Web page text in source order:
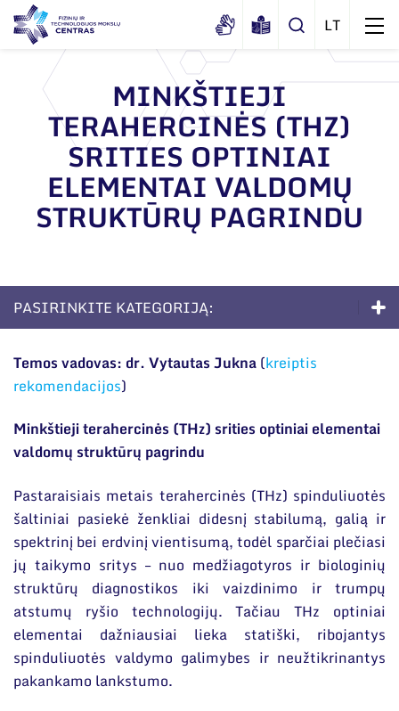
Apie mus
Dokumentai
Sertifikatai ir akreditavimo pažymėjimai
Viešieji pirkimai
Darbuotojams
Nuorodos
Narystė nacionalinėse ir tarptautinėse
organizacijose bei asociacijose
Struktūra
Administracija
Administraciniai skyriai
Mokslo taryba
Mokslininkai emeritai
Naujienos
Leidiniai
Bendri rekvizitai
Administracija
Darbuotojų kontaktai
MINKŠTIEJI
TERAHERCINĖS (THZ)
SRITIES OPTINIAI
ELEMENTAI VALDOMŲ
STRUKTŪRŲ PAGRINDU
PASIRINKITE KATEGORIJĄ:
Apie studijas
Priėmimas į doktorantūrą
Gyvenimas doktorantūroje
DUK
Dokumentai
Temos vadovas: dr. Vytautas Jukna(kreiptis
rekomendacijos)
Minkštieji terahercinės (THz) srities optiniai elementai
valdomų struktūrų pagrindu
Pastaraisiais metais terahercinės (THz) spinduliuotės
šaltiniai pasiekė ženkliai didesnį stabilumą, galią ir
spektrinį bei erdvinį vientisumą, todėl sparčiai plečiasi
jų taikymo sritys – nuo medžiagotyros ir biologinių
struktūrų diagnostikos iki vaizdinimo ir trumpų
atstumų ryšio technologijų. Tačiau THz optiniai
elementai dažniausiai lieka statiški, ribojantys
spinduliuotės valdymo galimybes ir neužtikrinantys
pakankamo lankstumo.